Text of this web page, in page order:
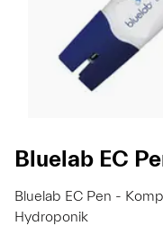
Bluelab EC
Bluelab EC Pen -
Hydroponik